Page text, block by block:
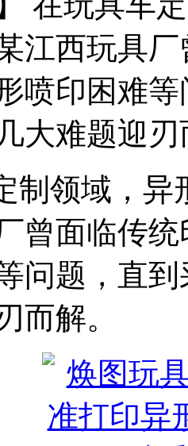
江西玩具
喷印困难
大难题迎刃
制领域，异
曾面临传
问题，直到
而解。